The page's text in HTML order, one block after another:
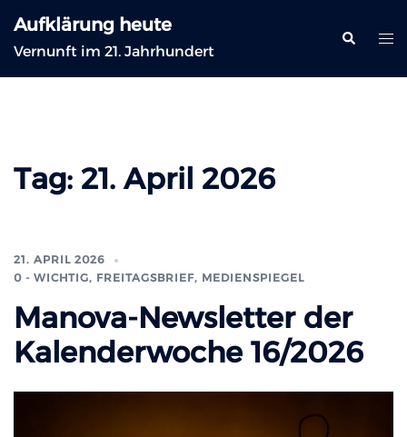
Inhalt
springen
Aufklärung heute
Vernunft im 21. Jahrhundert
Suche
Tag: 21. April 2026
21. APRIL 2026
0 - WICHTIG, FREITAGSBRIEF, MEDIENSPIEGEL
Manova-Newsletter der
Kalenderwoche 16/2026